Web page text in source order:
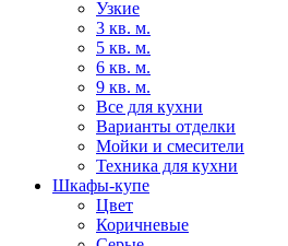
Узкие
3 кв. м.
5 кв. м.
6 кв. м.
9 кв. м.
Все для кухни
Варианты отделки
Мойки и смесители
Техника для кухни
Шкафы-купе
Цвет
Коричневые